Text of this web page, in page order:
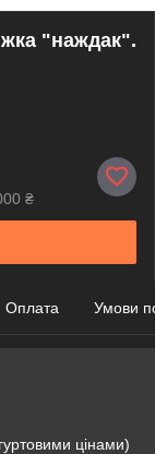
"наждак".
₴
Оплата Умови
цінами)